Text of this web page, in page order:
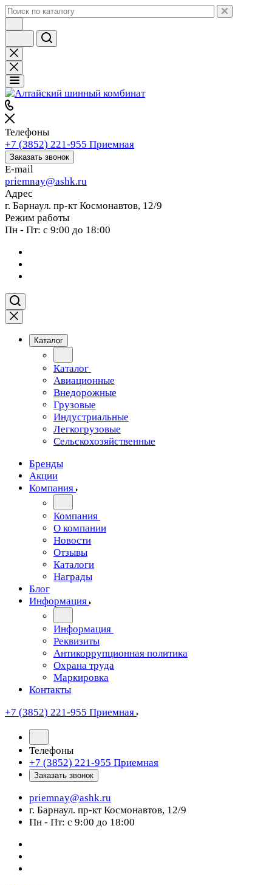
Телефоны
+7 (3852) 221-955 Приемная
Заказать звонок
E-mail
priemnay@ashk.ru
Адрес
г. Барнаул. пр-кт Космонавтов, 12/9
Режим работы
Пн - Пт: с 9:00 до 18:00
Каталог
Каталог
Авиационные
Внедорожные
Грузовые
Индустриальные
Легкогрузовые
Сельскохозяйственные
Бренды
Акции
Компания
Компания
О компании
Новости
Отзывы
Каталоги
Награды
Блог
Информация
Информация
Реквизиты
Антикоррупционная политика
Охрана труда
Маркировка
Контакты
+7 (3852) 221-955 Приемная
Телефоны
+7 (3852) 221-955 Приемная
Заказать звонок
priemnay@ashk.ru
г. Барнаул. пр-кт Космонавтов, 12/9
Пн - Пт: с 9:00 до 18:00